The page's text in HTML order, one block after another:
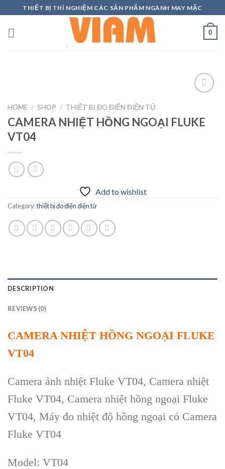
to
content
THIẾT BỊ THÍ NGHIỆM CÁC SẢN PHẨM NGÀNH MAY MẶC
0
Add to
wishlist
HOME / SHOP / THIẾT BỊ ĐO ĐIỆN ĐIỆN TỬ
CAMERA NHIỆT HỒNG NGOẠI FLUKE
VT04
Add to wishlist
Category:thiết bị đo điện điện tử
DESCRIPTION
REVIEWS (0)
CAMERA NHIỆT HỒNG NGOẠI FLUKE
VT04
Camera ảnh nhiệt Fluke VT04, Camera nhiệt
Fluke VT04, Camera nhiệt hồng ngoại Fluke
VT04, Máy đo nhiệt độ hồng ngoại có Camera
Fluke VT04
Model: VT04